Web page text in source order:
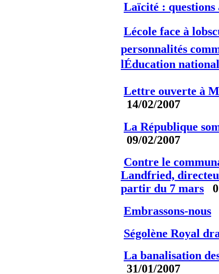
Laïcité : questions
Lécole face à
personnalités
lÉducation
Lettre ouverte à
14/02/2007
La République
09/02/2007
Contre le
Landfried,
partir du 7 mars
Embrassons-nous
Ségolène Royal
La banalisation
31/01/2007